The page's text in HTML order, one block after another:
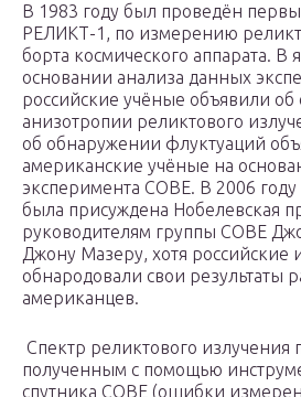
В 1983 году был проведён
РЕЛИКТ-1, по измерению
борта космического аппарата. В
основании анализа данных
российские учёные объявили об
анизотропии реликтового
об обнаружении флуктуаций
американские учёные на
эксперимента COBE. В 2006
была присуждена Нобелевская
руководителям группы COBE
Джону Мазеру, хотя российские
обнародовали свои результаты
американцев.
Спектр реликтового излучения
полученным с помощью
спутника COBE (ошибки